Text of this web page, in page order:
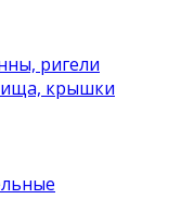
ригели
крышки